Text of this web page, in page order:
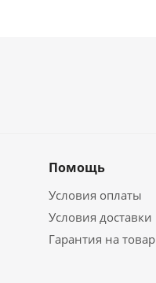
Помощь
Условия оплаты
Условия доставки
Гарантия на товар